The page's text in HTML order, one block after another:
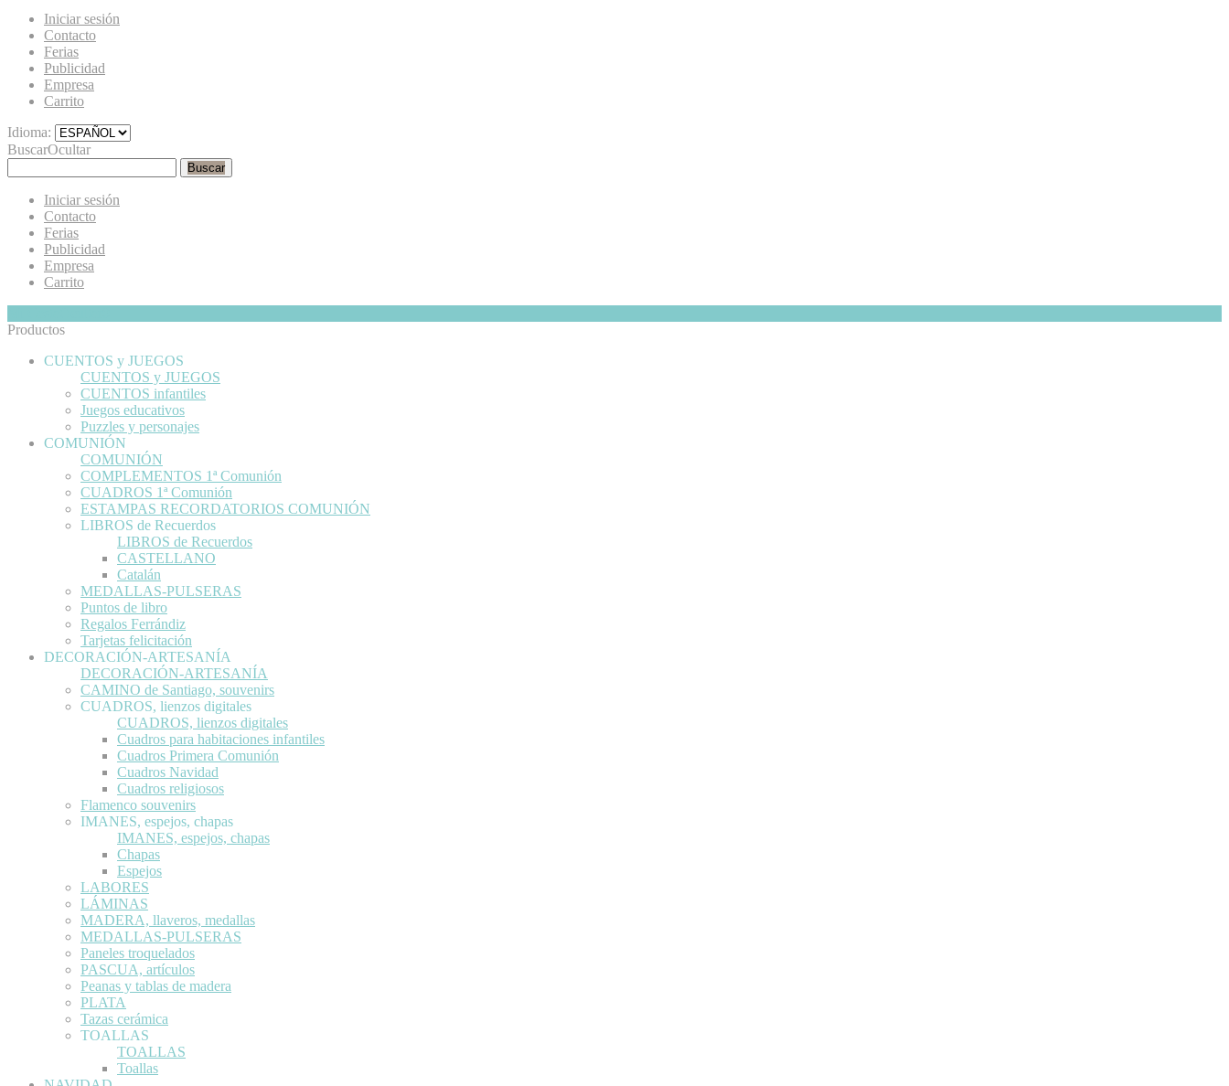
Iniciar sesión
Contacto
Ferias
Publicidad
Empresa
Carrito
Idioma:
BuscarOcultar
Buscar
Iniciar sesión
Contacto
Ferias
Publicidad
Empresa
Carrito
Productos
CUENTOS y JUEGOS
CUENTOS y JUEGOS
CUENTOS infantiles
Juegos educativos
Puzzles y personajes
COMUNIÓN
COMUNIÓN
COMPLEMENTOS 1ª Comunión
CUADROS 1ª Comunión
ESTAMPAS RECORDATORIOS COMUNIÓN
LIBROS de Recuerdos
LIBROS de Recuerdos
CASTELLANO
Catalán
MEDALLAS-PULSERAS
Puntos de libro
Regalos Ferrándiz
Tarjetas felicitación
DECORACIÓN-ARTESANÍA
DECORACIÓN-ARTESANÍA
CAMINO de Santiago, souvenirs
CUADROS, lienzos digitales
CUADROS, lienzos digitales
Cuadros para habitaciones infantiles
Cuadros Primera Comunión
Cuadros Navidad
Cuadros religiosos
Flamenco souvenirs
IMANES, espejos, chapas
IMANES, espejos, chapas
Chapas
Espejos
LABORES
LÁMINAS
MADERA, llaveros, medallas
MEDALLAS-PULSERAS
Paneles troquelados
PASCUA, artículos
Peanas y tablas de madera
PLATA
Tazas cerámica
TOALLAS
TOALLAS
Toallas